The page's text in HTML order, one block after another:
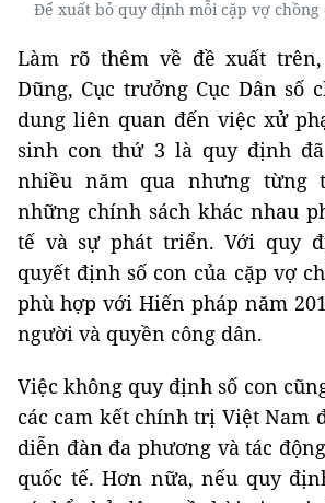
Để xuất bỏ quy định mỗi cặp vợ chồng
Làm rõ thêm về đề xuất
Dũng, Cục trưởng Cục Dân số
dung liên quan đến việc xử
sinh con thứ 3 là quy định
nhiều năm qua nhưng từng
những chính sách khác nhau
tế và sự phát triển. Với quy
quyết định số con của cặp vợ
phù hợp với Hiến pháp năm
người và quyền công dân.
Việc không quy định số con
các cam kết chính trị Việt Nam
diễn đàn đa phương và tác
quốc tế. Hơn nữa, nếu quy